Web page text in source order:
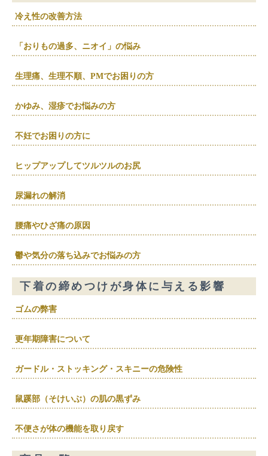
冷え性の改善方法
「おりもの過多、ニオイ」の悩み
生理痛、生理不順、PMでお困りの方
かゆみ、湿疹でお悩みの方
不妊でお困りの方に
ヒップアップしてツルツルのお尻
尿漏れの解消
腰痛やひざ痛の原因
鬱や気分の落ち込みでお悩みの方
下着の締めつけが身体に与える影響
ゴムの弊害
更年期障害について
ガードル・ストッキング・スキニーの危険性
鼠蹊部（そけいぶ）の肌の黒ずみ
不便さが体の機能を取り戻す